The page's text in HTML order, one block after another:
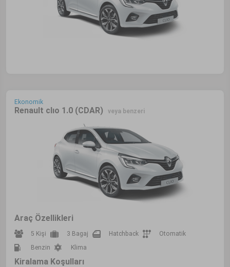
Ekonomik
Renault clıo 1.0 (CDAR) veya benzeri
Araç Özellikleri
5 Kişi 3 Bagaj Hatchback
Otomatik
Benzin
Klima
Kiralama Koşulları